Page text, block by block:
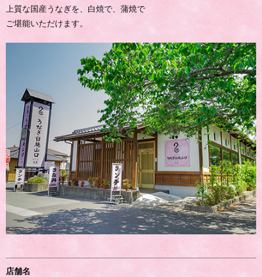
上質な国産うなぎを、白焼で、蒲焼で
ご堪能いただけます。
店舗名